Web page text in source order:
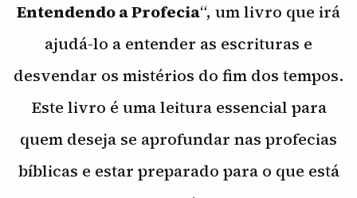
Entendendo a Profecia“, um livro que irá
ajudá-lo a entender as escrituras e
desvendar os mistérios do fim dos tempos.
Este livro é uma leitura essencial para
quem deseja se aprofundar nas profecias
bíblicas e estar preparado para o que está